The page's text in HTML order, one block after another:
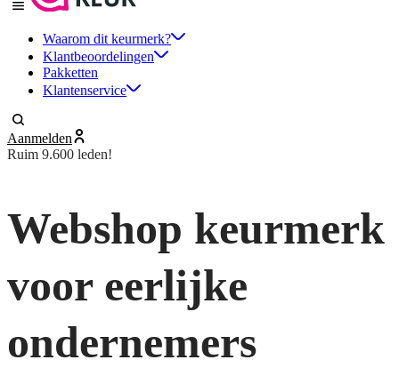
Waarom dit keurmerk?
Klantbeoordelingen
Pakketten
Klantenservice
Aanmelden
Ruim 9.600 leden!
Webshop keurmerk
voor eerlijke
ondernemers